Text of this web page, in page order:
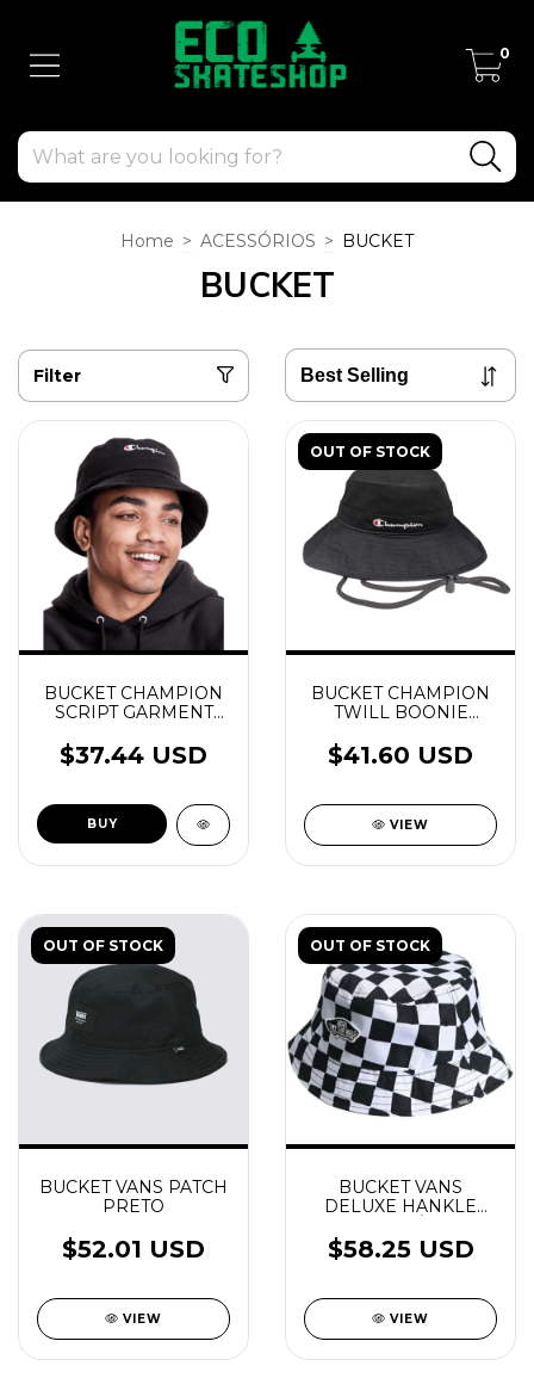
0
Home > ACESSÓRIOS > BUCKET
BUCKET
Filter
BUCKET CHAMPION
SCRIPT GARMENT
$37.44 USD
BUY
OUT OF STOCK
BUCKET CHAMPION
TWILL BOONIE
$41.60 USD
VIEW
OUT OF STOCK
BUCKET VANS PATCH
PRETO
$52.01 USD
VIEW
OUT OF STOCK
BUCKET VANS
DELUXE HANKLE
$58.25 USD
VIEW